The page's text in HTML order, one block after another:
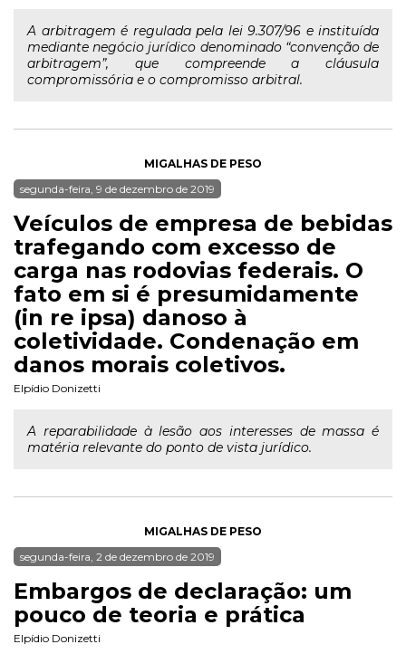
A arbitragem é regulada pela lei 9.307/96 e instituída
mediante negócio jurídico denominado “convenção de
arbitragem”, que compreende a cláusula
compromissória e o compromisso arbitral.
MIGALHAS DE PESO
segunda-feira, 9 de dezembro de 2019
Veículos de empresa de bebidas
trafegando com excesso de
carga nas rodovias federais. O
fato em si é presumidamente
(in re ipsa) danoso à
coletividade. Condenação em
danos morais coletivos.
Elpídio Donizetti
A reparabilidade à lesão aos interesses de massa é
matéria relevante do ponto de vista jurídico.
MIGALHAS DE PESO
segunda-feira, 2 de dezembro de 2019
Embargos de declaração: um
pouco de teoria e prática
Elpídio Donizetti